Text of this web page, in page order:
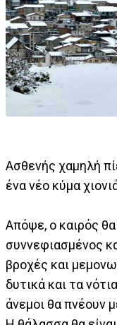
Ασθενής χαμηλή
ένα νέο κύμα
Απόψε, ο καιρός
συννεφιασμένος
βροχές και
δυτικά και τα
άνεμοι θα πνέουν